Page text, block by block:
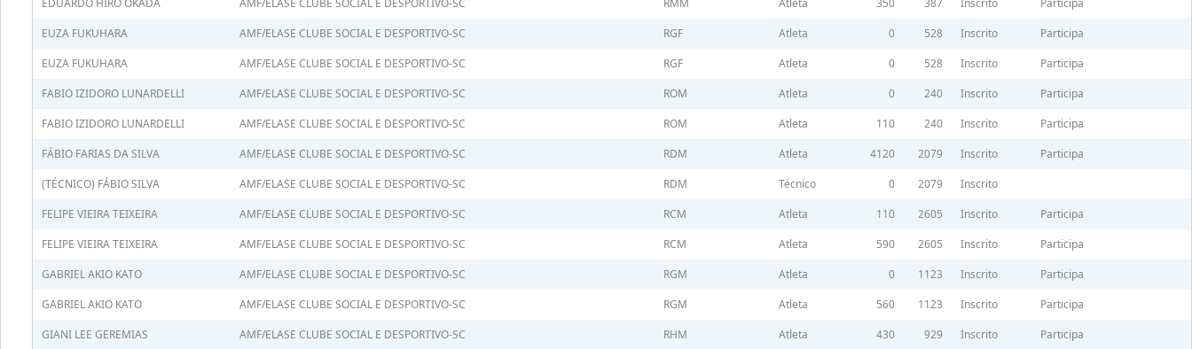
EDUARDO HIRO OKADA
AMF/ELASE CLUBE SOCIAL E DESPORTIVO-SC RMM Atleta 350 387 Inscrito
Participa
EUZA FUKUHARA
AMF/ELASE CLUBE SOCIAL E DESPORTIVO-SC RGF Atleta 0 528 Inscrito
Participa
EUZA FUKUHARA
AMF/ELASE CLUBE SOCIAL E DESPORTIVO-SC RGF Atleta 0 528 Inscrito
Participa
FABIO IZIDORO LUNARDELLI
AMF/ELASE CLUBE SOCIAL E DESPORTIVO-SC ROM Atleta 0 240 Inscrito
Participa
FABIO IZIDORO LUNARDELLI
AMF/ELASE CLUBE SOCIAL E DESPORTIVO-SC ROM Atleta 110 240 Inscrito
Participa
FÁBIO FARIAS DA SILVA
AMF/ELASE CLUBE SOCIAL E DESPORTIVO-SC RDM Atleta 4120 2079 Inscrito
Participa
(TÉCNICO) FÁBIO SILVA
AMF/ELASE CLUBE SOCIAL E DESPORTIVO-SC RDM Técnico 0 2079
Inscrito
FELIPE VIEIRA TEIXEIRA
AMF/ELASE CLUBE SOCIAL E DESPORTIVO-SC RCM Atleta 110 2605 Inscrito
Participa
FELIPE VIEIRA TEIXEIRA
AMF/ELASE CLUBE SOCIAL E DESPORTIVO-SC RCM Atleta 590 2605 Inscrito
Participa
GABRIEL AKIO KATO
AMF/ELASE CLUBE SOCIAL E DESPORTIVO-SC RGM Atleta 0 1123 Inscrito
Participa
GABRIEL AKIO KATO
AMF/ELASE CLUBE SOCIAL E DESPORTIVO-SC RGM Atleta 560 1123 Inscrito
Participa
GIANI LEE GEREMIAS
AMF/ELASE CLUBE SOCIAL E DESPORTIVO-SC RHM Atleta 430 929 Inscrito
Participa